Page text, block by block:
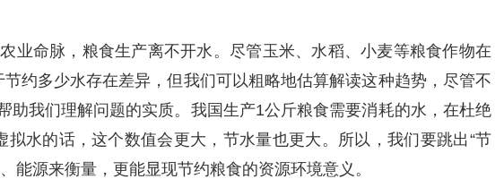
业命脉，粮食生产离不开水。尽管玉米、水稻、小麦等粮食作物在
约多少水存在差异，但我们可以粗略地估算解读这种趋势，尽管不
助我们理解问题的实质。我国生产1公斤粮食需要消耗的水，在杜绝
水的话，这个数值会更大，节水量也更大。所以，我们要跳出“节
能源来衡量，更能显现节约粮食的资源环境意义。